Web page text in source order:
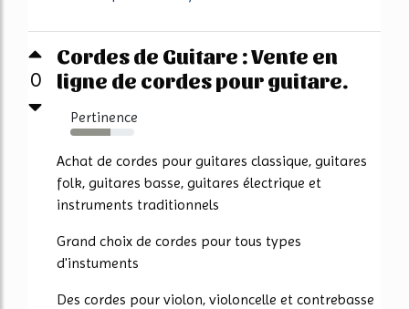
0
Cordes de Guitare : Vente en
ligne de cordes pour guitare.
Pertinence
63%
Achat de cordes pour guitares classique, guitares
folk, guitares basse, guitares électrique et
instruments traditionnels
Grand choix de cordes pour tous types
d'instuments
Des cordes pour violon, violoncelle et contrebasse